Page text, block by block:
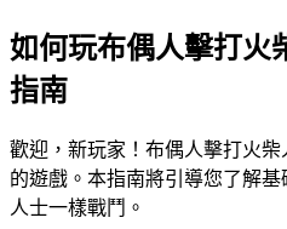
如何玩布偶人擊打火
指南
歡迎，新玩家！布偶人擊打火
的遊戲。本指南將引導您了解
人士一樣戰鬥。